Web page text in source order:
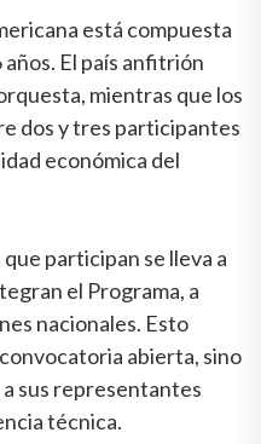
está compuesta
El país anfitrión
mientras que los
dos y tres participantes
económica del
participan se lleva a
el Programa, a
nacionales. Esto
abierta, sino
sus representantes
técnica.